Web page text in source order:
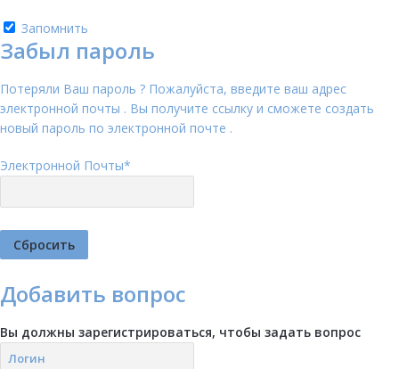
Запомнить
Забыл пароль
Потеряли Ваш пароль ? Пожалуйста, введите ваш адрес
электронной почты . Вы получите ссылку и сможете создать
новый пароль по электронной почте .
Электронной Почты*
Добавить вопрос
Вы должны зарегистрироваться, чтобы задать вопрос